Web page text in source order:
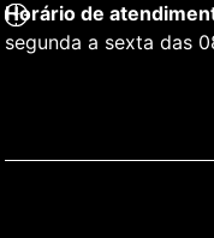
Horário de
segunda a sexta das